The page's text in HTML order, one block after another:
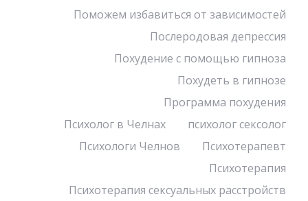
Поможем избавиться от зависимостей
Послеродовая депрессия
Похудение с помощью гипноза
Похудеть в гипнозе
Программа похудения
Психолог в Челнах
психолог сексолог
Психологи Челнов
Психотерапевт
Психотерапия
Психотерапия сексуальных расстройств